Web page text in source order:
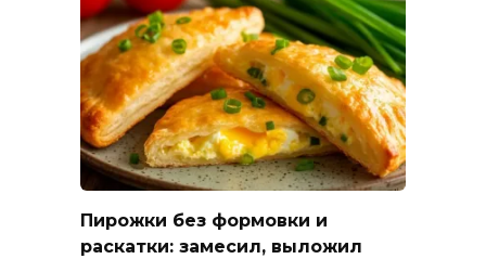
Пирожки без формовки и
раскатки: замесил, выложил